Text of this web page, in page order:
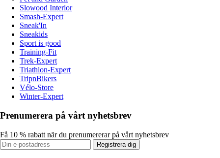
Slowood Interior
Smash-Expert
Sneak'In
Sneakids
Sport is good
Training-Fit
Trek-Expert
Triathlon-Expert
TripnBikers
Vélo-Store
Winter-Expert
Prenumerera på vårt nyhetsbrev
Få 10 % rabatt när du prenumererar på vårt nyhetsbrev
Registrera dig